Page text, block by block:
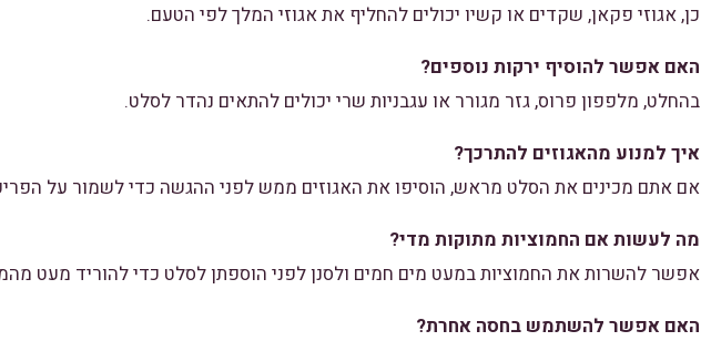
כן, אגוזי פקאן, שקדים או קשיו יכולים להחליף את אגוזי המלך לפי הטעם.
האם אפשר להוסיף ירקות נוספים?
בהחלט, מלפפון פרוס, גזר מגורר או עגבניות שרי יכולים להתאים נהדר לסלט.
איך למנוע מהאגוזים להתרכך?
אם אתם מכינים את הסלט מראש, הוסיפו את האגוזים ממש לפני ההגשה כדי לשמור על
מה לעשות אם החמוציות מתוקות מדי?
אפשר להשרות את החמוציות במעט מים חמים ולסנן לפני הוספתן לסלט כדי להוריד מעט
האם אפשר להשתמש בחסה אחרת?